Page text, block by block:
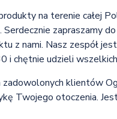
na terenie całej
zapraszamy
z nami. Nasz zespół
i chętnie udzieli
zadowolonych klientów
Twojego otoczenia.